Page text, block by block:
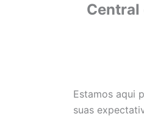
Central
Estamos aqui
suas